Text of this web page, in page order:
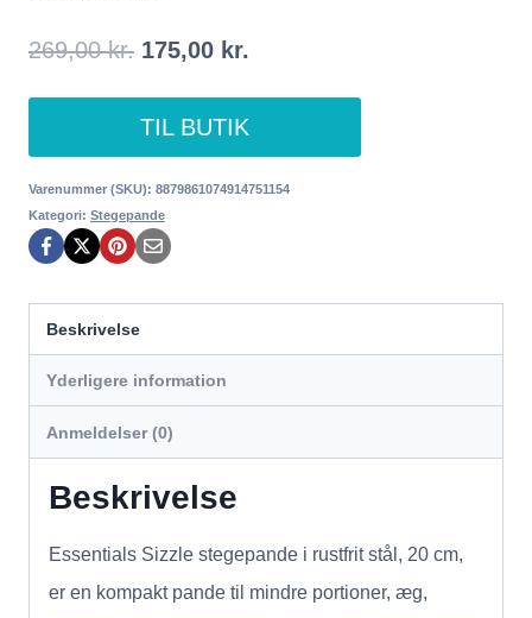
269,00kr. Den
oprindelige
pris
var:
269,00 kr..
175,00 kr.
aktuelle
pris
er:
TIL BUTIK
Varenummer (SKU): 8879861074914751154
Kategori: Stegepande
Beskrivelse
Yderligere information
Anmeldelser (0)
Beskrivelse
Essentials Sizzle stegepande i rustfrit stål, 20 cm,
er en kompakt pande til mindre portioner, æg,